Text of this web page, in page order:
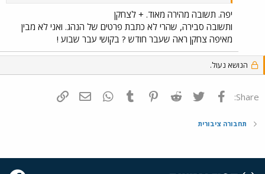
יפה. תשובה מהירה מאוד. + לצחקן
ותשובה סבירה, שהרי לא כתבת פרטים של הנהג. ואני לא מבין
מאיפה צחקן ראה שעבר חודש ? בקושי עבר שבוע !
הנושא נעול.
Share: פייסבוק Twitter
Reddit
Pinterest
Tumblr
WhatsAppדואר אלקטרוני
תחבורה ציבורית